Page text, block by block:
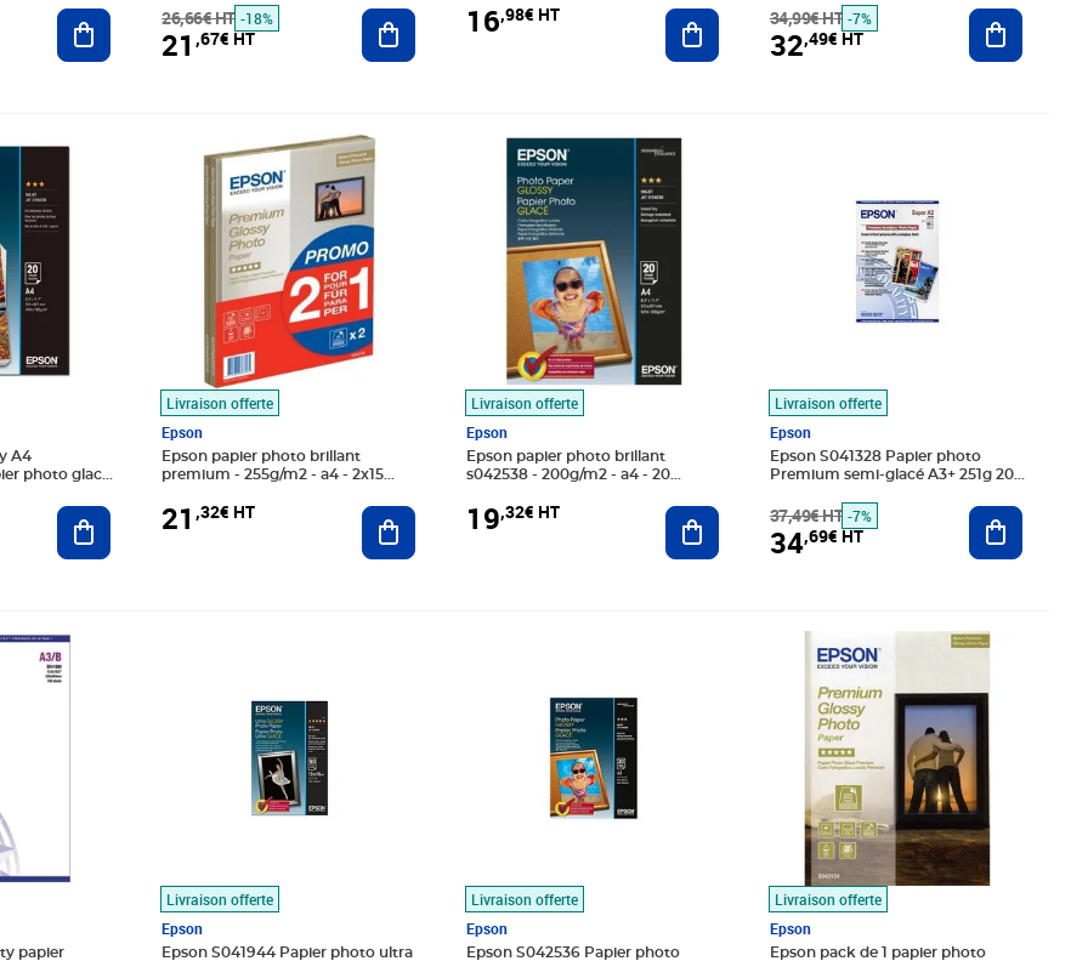
Ajouter au panier
26,66€ HT -18%
21,67€ HT
Ajouter au panier
16,98€ HT Ajouter au panier
34,99€ HT -7%
32,49€ HT
Ajouter
A4
photo glacé
Ajouter au panier
Livraison offerte
Epson
Epson papier photo brillant
premium - 255g/m2 - a4 - 2x15
21,32€ HT
Prix 21,32€ HT
Ajouter au panier
Livraison offerte
Epson
Epson papier photo brillant
s042538 - 200g/m2 - a4 - 20
19,32€ HT
Prix 19,32€ HT
Ajouter au panier
Livraison offerte
Epson
Epson S041328 Papier photo
Premium semi-glacé A3+ 251g 20
37,49€ HT -7%
34,69€ HT
Ajouter
papier
HT
Livraison offerte
Epson
Epson S041944 Papier photo ultra
Livraison offerte
Epson
Epson S042536 Papier photo
Livraison offerte
Epson
Epson pack de 1 papier photo
Prix 17,34€ HT